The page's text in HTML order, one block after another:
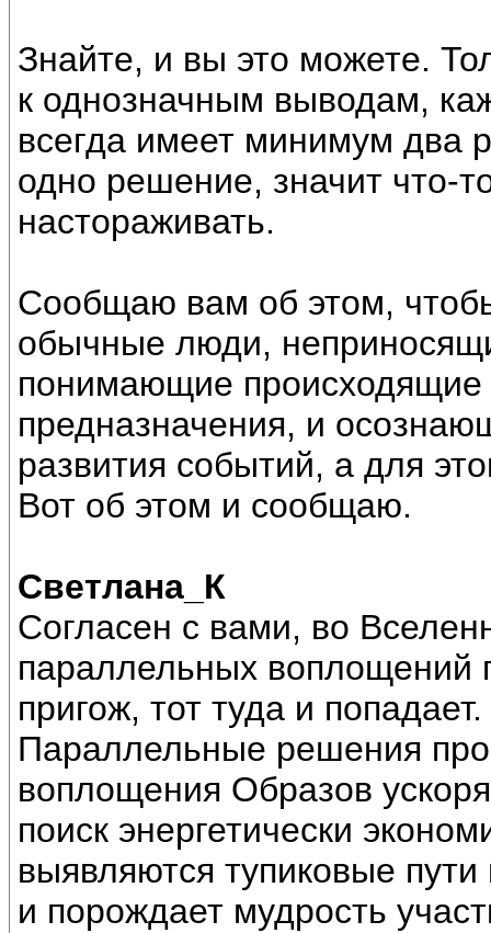
Знайте, и вы это можете.
к однозначным выводам,
всегда имеет минимум два
одно решение, значит что-
настораживать.
Сообщаю вам об этом,
обычные люди,
понимающие
предназначения, и
развития событий, а для
Вот об этом и сообщаю.
Светлана_К
Согласен с вами, во
параллельных воплощений
пригож, тот туда и попадает.
Параллельные решения
воплощения Образов
поиск энергетически
выявляются тупиковые
и порождает мудрость